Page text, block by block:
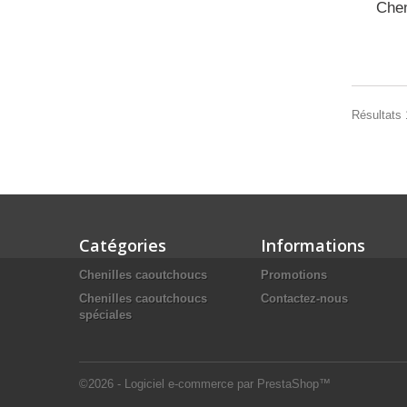
Résultats
Catégories
Chenilles caoutchoucs
Chenilles caoutchoucs
spéciales
Informations
Promotions
Contactez-nous
©2026 - Logiciel e-commerce par PrestaShop™